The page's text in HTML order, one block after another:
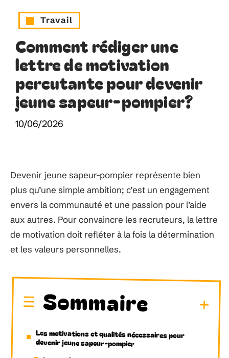
Travail
Comment rédiger une
lettre de motivation
percutante pour devenir
jeune sapeur-pompier?
10/06/2026
Devenir jeune sapeur-pompier représente bien
plus qu’une simple ambition; c’est un engagement
envers la communauté et une passion pour l’aide
aux autres. Pour convaincre les recruteurs, la lettre
de motivation doit refléter à la fois la détermination
et les valeurs personnelles.
Sommaire
Les motivations et qualités nécessaires pour
devenir jeune sapeur-pompier